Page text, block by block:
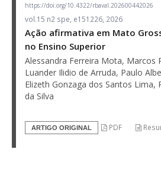
https://doi.org/10.4322/rbaval.202600442026
vol.15 n2 spe, e151226, 2026
Ação afirmativa em Mato
no Ensino Superior
Alessandra Ferreira Mota, Marcos
Luander Ilidio de Arruda, Paulo
Elizeth Gonzaga dos Santos Lima,
da Silva
ARTIGO ORIGINAL PDF